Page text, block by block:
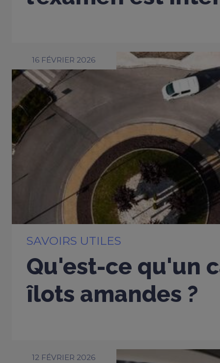
16 FÉVRIER 2026
SAVOIRS UTILES
Qu'est-ce qu'un
îlots amandes ?
12 FÉVRIER 2026